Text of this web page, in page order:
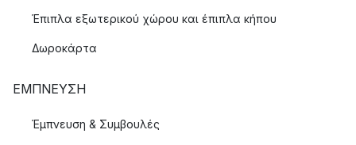
Έπιπλα εξωτερικού χώρου και έπιπλα κήπου
Δωροκάρτα
ΈΜΠΝΕΥΣΗ
Έμπνευση & Συμβουλές